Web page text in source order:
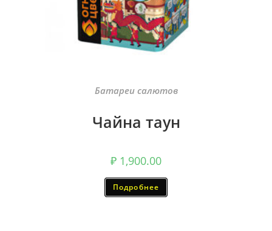
Батареи салютов
Чайна таун
₽ 1,900.00
Подробнее